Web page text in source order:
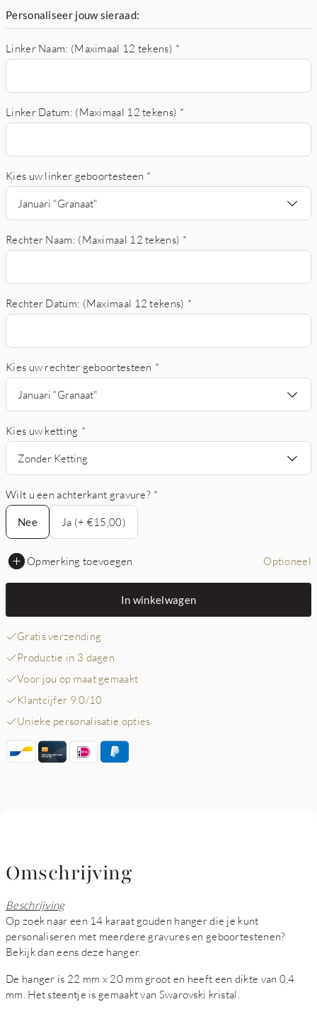
Personaliseer jouw sieraad:
Linker Naam: (Maximaal 12 tekens) *
Linker Datum: (Maximaal 12 tekens) *
Kies uw linker geboortesteen *
Januari "Granaat"
Rechter Naam: (Maximaal 12 tekens) *
Rechter Datum: (Maximaal 12 tekens) *
Kies uw rechter geboortesteen *
Januari "Granaat"
Kies uw ketting *
Zonder Ketting
Wilt u een achterkant gravure? *
Nee
Nee
Ja (+ €15,00)
Opmerking toevoegen Optioneel
In winkelwagen
Gratis verzending
Productie in 3 dagen
Voor jou op maat gemaakt
Klantcijfer 9,0/10
Unieke personalisatie opties
Omschrijving
Beschrijving
Op zoek naar een 14 karaat gouden hanger die je kunt
personaliseren met meerdere gravures en geboortestenen?
Bekijk dan eens deze hanger.
De hanger is 22 mm x 20 mm groot en heeft een dikte van 0,4
mm. Het steentje is gemaakt van Swarovski kristal.